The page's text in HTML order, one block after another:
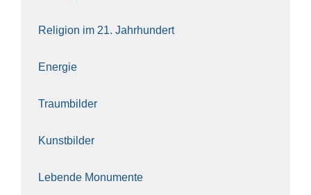
Reli­gi­on im 21. Jahr­hun­dert
Ener­gie
Traum­bil­der
Kunst­bil­der
Leben­de Monu­men­te